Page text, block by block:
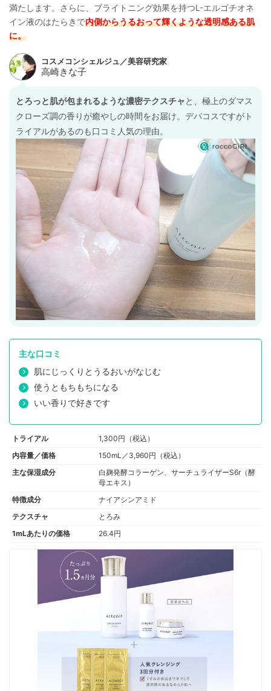
満たします。さらに、ブライトニング効果を持つL-エルゴチオネ
イン液のはたらきで内側からうるおって輝くような透明感ある肌
に。
とろっと肌が包まれるような濃密テクスチャと、極上のダマス
クローズ調の香りが癒やしの時間をお届け。デパコスですがト
ライアルがあるのも口コミ人気の理由。
主な口コミ
肌にじっくりとうるおいがなじむ
使うともちもちになる
いい香りで好きです
トライアル
1,300円（税込）
内容量／価格
150mL／3,960円（税込）
主な保湿成分
白麹発酵コラーゲン、サーチュライザーS6r（酵
母エキス）
特徴成分
ナイアシンアミド
テクスチャ
とろみ
1mLあたりの価格
26.4円